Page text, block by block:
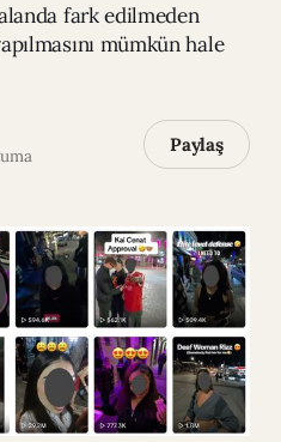
fark edilmeden
mümkün hale
Paylaş